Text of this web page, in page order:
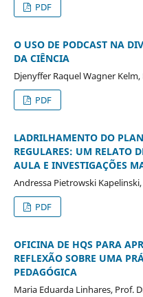
PDF
O USO DE PODCAST NA
DA CIÊNCIA
Djenyffer Raquel Wagner
PDF
LADRILHAMENTO DO
REGULARES: UM RELATO
AULA E INVESTIGAÇÕES
Andressa Pietrowski
PDF
OFICINA DE HQS PARA
REFLEXÃO SOBRE UMA
PEDAGÓGICA
Maria Eduarda Linhares, Prof.